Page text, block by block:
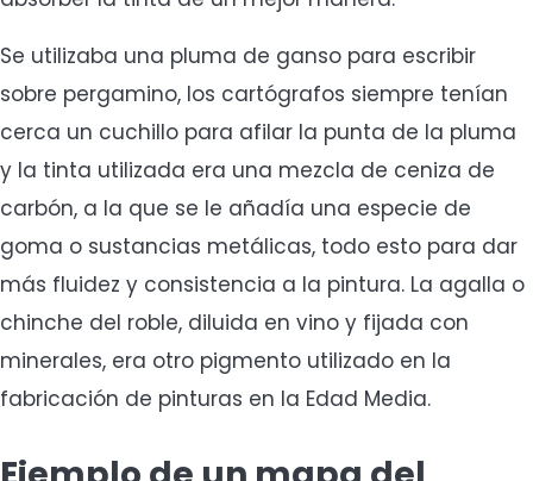
Se utilizaba una pluma de ganso para escribir
sobre pergamino, los cartógrafos siempre tenían
cerca un cuchillo para afilar la punta de la pluma
y la tinta utilizada era una mezcla de ceniza de
carbón, a la que se le añadía una especie de
goma o sustancias metálicas, todo esto para dar
más fluidez y consistencia a la pintura. La agalla o
chinche del roble, diluida en vino y fijada con
minerales, era otro pigmento utilizado en la
fabricación de pinturas en la Edad Media.